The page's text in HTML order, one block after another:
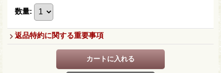
数量:
返品特約に関する重要事項